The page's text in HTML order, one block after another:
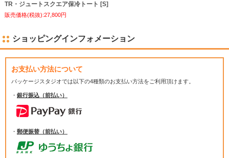
TR・ジュートスクエア保冷トート [S]
販売価格(税抜):27,800円
ショッピングインフォメーション
お支払い方法について
パッケージスタジオでは以下の4種類のお支払い方法をご利用頂けます。
・ 銀行振込（前払い）
・ 郵便振替（前払い）